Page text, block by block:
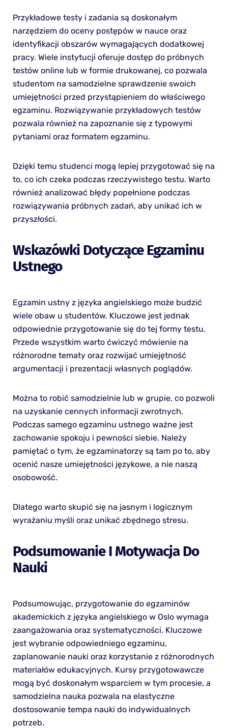
Przykładowe testy i zadania są doskonałym
narzędziem do oceny postępów w nauce oraz
identyfikacji obszarów wymagających dodatkowej
pracy. Wiele instytucji oferuje dostęp do próbnych
testów online lub w formie drukowanej, co pozwala
studentom na samodzielne sprawdzenie swoich
umiejętności przed przystąpieniem do właściwego
egzaminu. Rozwiązywanie przykładowych testów
pozwala również na zapoznanie się z typowymi
pytaniami oraz formatem egzaminu.
Dzięki temu studenci mogą lepiej przygotować się na
to, co ich czeka podczas rzeczywistego testu. Warto
również analizować błędy popełnione podczas
rozwiązywania próbnych zadań, aby unikać ich w
przyszłości.
Wskazówki Dotyczące Egzaminu
Ustnego
Egzamin ustny z języka angielskiego może budzić
wiele obaw u studentów. Kluczowe jest jednak
odpowiednie przygotowanie się do tej formy testu.
Przede wszystkim warto ćwiczyć mówienie na
różnorodne tematy oraz rozwijać umiejętność
argumentacji i prezentacji własnych poglądów.
Można to robić samodzielnie lub w grupie, co pozwoli
na uzyskanie cennych informacji zwrotnych.
Podczas samego egzaminu ustnego ważne jest
zachowanie spokoju i pewności siebie. Należy
pamiętać o tym, że egzaminatorzy są tam po to, aby
ocenić nasze umiejętności językowe, a nie naszą
osobowość.
Dlatego warto skupić się na jasnym i logicznym
wyrażaniu myśli oraz unikać zbędnego stresu.
Podsumowanie I Motywacja Do
Nauki
Podsumowując, przygotowanie do egzaminów
akademickich z języka angielskiego w Oslo wymaga
zaangażowania oraz systematyczności. Kluczowe
jest wybranie odpowiedniego egzaminu,
zaplanowanie nauki oraz korzystanie z różnorodnych
materiałów edukacyjnych. Kursy przygotowawcze
mogą być doskonałym wsparciem w tym procesie, a
samodzielna nauka pozwala na elastyczne
dostosowanie tempa nauki do indywidualnych
potrzeb.